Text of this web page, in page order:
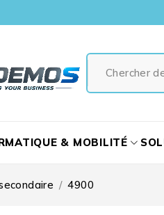
& MOBILITÉ
/ 4900